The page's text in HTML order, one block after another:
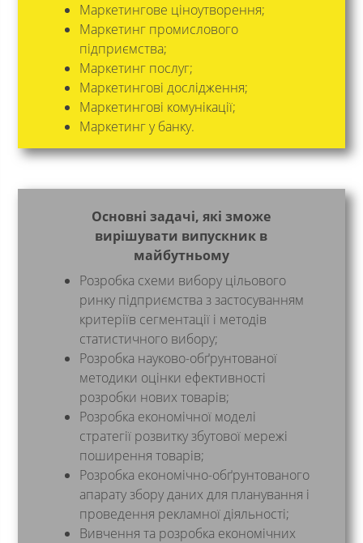
Маркетингове ціноутворення;
Маркетинг промислового
підприємства;
Маркетинг послуг;
Маркетингові дослідження;
Маркетингові комунікації;
Маркетинг у банку.
Основні задачі, які зможе
вирішувати випускник в
майбутньому
Розробка схеми вибору цільового
ринку підприємства з застосуванням
критеріїв сегментації і методів
статистичного вибору;
Розробка науково-обґрунтованої
методики оцінки ефективності
розробки нових товарів;
Розробка економічної моделі
стратегії розвитку збутової мережі
поширення товарів;
Розробка економічно-обґрунтованого
апарату збору даних для планування і
проведення рекламної діяльності;
Вивчення та розробка економічних